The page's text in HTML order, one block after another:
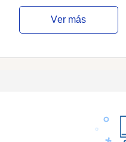
ver más